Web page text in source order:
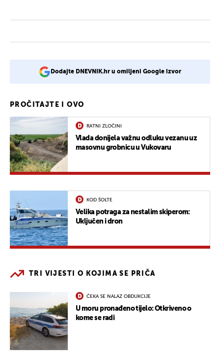
Dodajte DNEVNIK.hr u omiljeni Google izvor
PROČITAJTE I OVO
RATNI ZLOČINI
Vlada donijela važnu odluku vezanu uz
masovnu grobnicu u Vukovaru
KOD ŠOLTE
Velika potraga za nestalim skiperom:
Uključen i dron
TRI VIJESTI O KOJIMA SE PRIČA
ČEKA SE NALAZ OBDUKCIJE
U moru pronađeno tijelo: Otkriveno o
kome se radi